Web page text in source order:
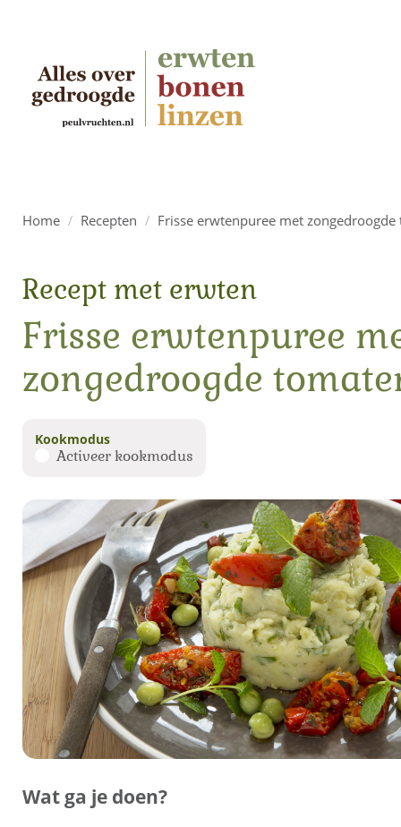
Home / Recepten / Frisse erwtenpuree met
Kookmodus
Activeer kookmodus
Frisse erwtenpuree
zongedroogde
Recept met erwten
Wat ga je doen?